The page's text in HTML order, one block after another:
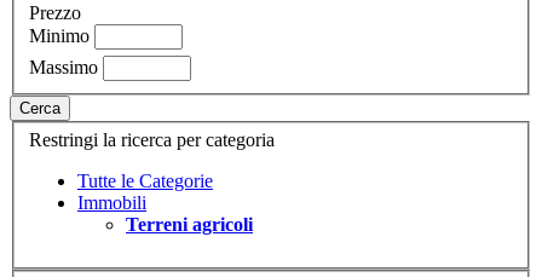
Prezzo
Minimo
Massimo
Cerca
Restringi la ricerca per categoria
Tutte le Categorie
Immobili
Terreni agricoli